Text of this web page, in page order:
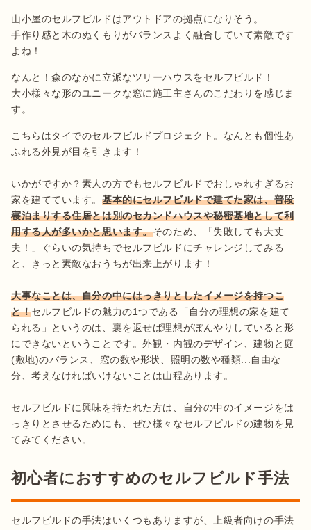
山小屋のセルフビルドはアウトドアの拠点になりそう。
手作り感と木のぬくもりがバランスよく融合していて素敵です
よね！
なんと！森のなかに立派なツリーハウスをセルフビルド！
大小様々な形のユニークな窓に施工主さんのこだわりを感じま
す。
こちらはタイでのセルフビルドプロジェクト。なんとも個性あ
ふれる外見が目を引きます！
いかがですか？素人の方でもセルフビルドでおしゃれすぎるお
家を建てています。基本的にセルフビルドで建てた家は、普段
寝泊まりする住居とは別のセカンドハウスや秘密基地として利
用する人が多いかと思います。そのため、「失敗しても大丈
夫！」ぐらいの気持ちでセルフビルドにチャレンジしてみる
と、きっと素敵なおうちが出来上がります！
大事なことは、自分の中にはっきりとしたイメージを持つこ
と！セルフビルドの魅力の1つである「自分の理想の家を建て
られる」というのは、裏を返せば理想がぼんやりしていると形
にできないということです。外観・内観のデザイン、建物と庭
(敷地)のバランス、窓の数や形状、照明の数や種類...自由な
分、考えなければいけないことは山程あります。
セルフビルドに興味を持たれた方は、自分の中のイメージをは
っきりとさせるためにも、ぜひ様々なセルフビルドの建物を見
てみてください。
初心者におすすめのセルフビルド手法
セルフビルドの手法はいくつもありますが、上級者向けの手法